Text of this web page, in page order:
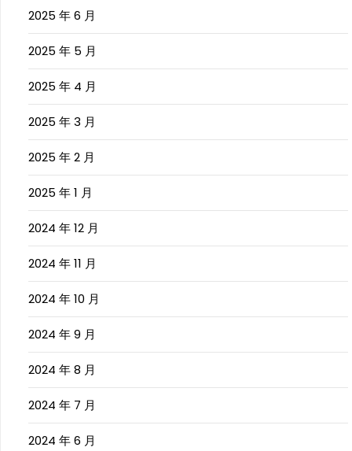
2025 年 6 月
2025 年 5 月
2025 年 4 月
2025 年 3 月
2025 年 2 月
2025 年 1 月
2024 年 12 月
2024 年 11 月
2024 年 10 月
2024 年 9 月
2024 年 8 月
2024 年 7 月
2024 年 6 月